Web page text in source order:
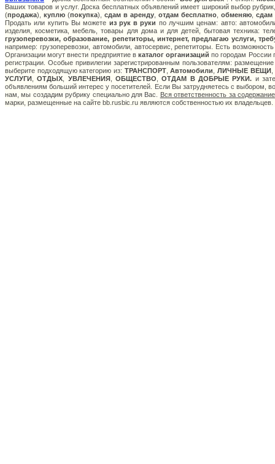
Ваших товаров и услуг. Доска бесплатных объявлений имеет широкий выбор
(продажа), куплю (покупка), сдам в аренду отдам бесплатно обменяю сдам
Продать или купить Вы можете из рук в руки по лучшим ценам: авто:
изделия, косметика, мебель, товары для дома и для детей, бытовая техника:
грузоперевозки, образование, репетиторы, интернет, предлагаю услуги,
например: грузоперевозки, автомобили, автосервис, репетиторы. Есть
Организации могут внести предприятие в каталог организаций по городам России
регистрации. Особые привилегии зарегистрированным пользователям:
выберите подходящую категорию из: ТРАНСПОРТ,Автомобили ,ЛИЧНЫЕ ВЕЩИ,
УСЛУГИ ,ОТДЫХ УВЛЕЧЕНИЯ,ОБЩЕСТВО ,ОТДАМ В ДОБРЫЕ РУКИ. и
объявлениям больший интерес у посетителей. Если Вы затрудняетесь с выбором,
нам, мы создадим рубрику специально для Вас.
Вся ответственность за
марки, размещенные на сайте bb.rusbic.ru являются собственностью их владельцев.